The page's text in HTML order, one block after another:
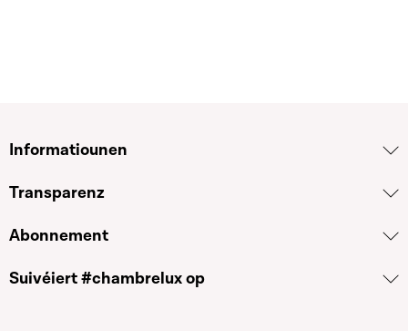
Informatiounen
Transparenz
Abonnement
Suivéiert #chambrelux op